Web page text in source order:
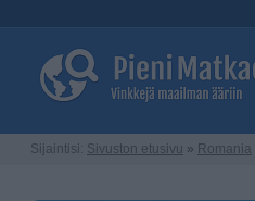
Sijaintisi: Sivuston etusivu » Romania